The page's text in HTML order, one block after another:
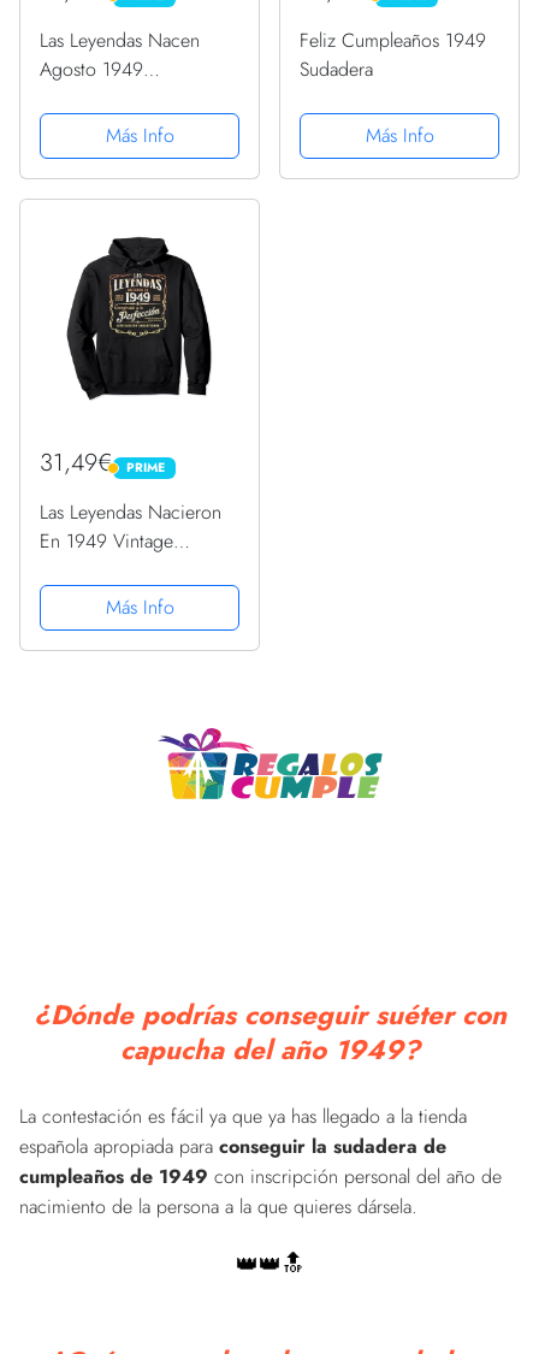
Las Leyendas Nacen
Agosto 1949
Mujer Sudadera con
Capucha
Más Info
Feliz Cumpleaños 1949
Sudadera
Más Info
31,49€ PRIME
PRIME
Las Leyendas Nacieron
En 1949 Vintage
Sudadera con Capucha
Más Info
¿Dónde podrías conseguir suéter con
capucha del año 1949?
La contestación es fácil ya que ya has llegado a la tienda
española apropiada para conseguir la sudadera de
cumpleaños de 1949 con inscripción personal del año de
nacimiento de la persona a la que quieres dársela.
👑👑🔝